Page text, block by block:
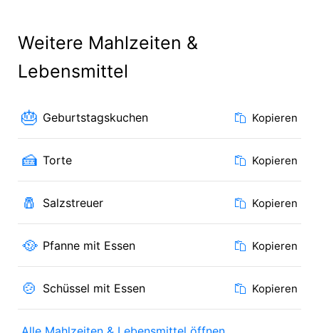
Weitere Mahlzeiten &
Lebensmittel
🎂 Geburtstagskuchen Kopieren
🍰 Torte Kopieren
🧂 Salzstreuer Kopieren
🥘 Pfanne mit Essen Kopieren
🍲 Schüssel mit Essen Kopieren